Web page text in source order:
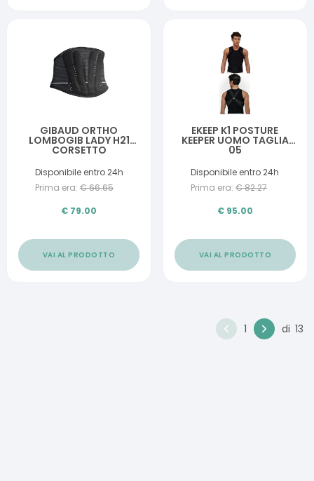
GIBAUD ORTHO
LOMBOGIB LADY H21
CORSETTO
Disponibile entro 24h
Prima era: €66.65
€ 79.00
VAI AL PRODOTTO
EKEEP K1 POSTURE
KEEPER UOMO TAGLIA
05
Disponibile entro 24h
Prima era: €82.27
€ 95.00
VAI AL PRODOTTO
1 di 13